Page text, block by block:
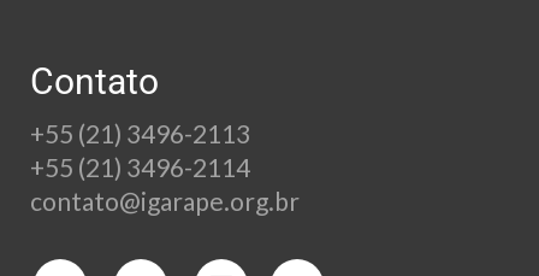
Contato
+55 (21) 3496-2113
+55 (21) 3496-2114
contato@igarape.org.br